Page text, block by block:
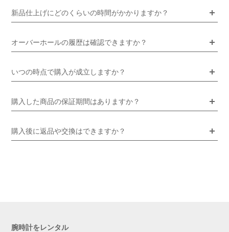
新品仕上げにどのくらいの時間がかかりますか？
オーバーホールの履歴は確認できますか？
いつの時点で購入が成立しますか？
購入した商品の保証期間はありますか？
購入後に返品や交換はできますか？
腕時計をレンタル